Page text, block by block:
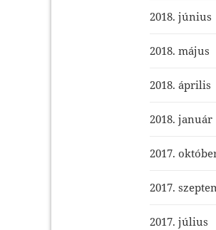
2018. június
2018. május
2018. április
2018. január
2017.
2017.
2017. július